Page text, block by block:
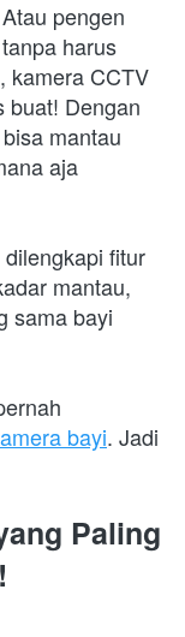
pengen
harus
kamera CCTV
buat! Dengan
mantau
aja
fitur
mantau,
sama bayi
bayi. Jadi
Paling